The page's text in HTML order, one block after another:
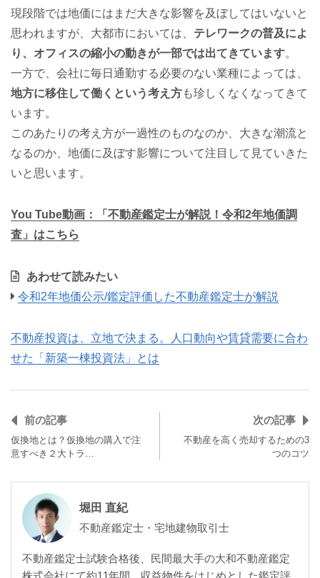
現段階では地価にはまだ大きな影響を及ぼしてはいないと
思われますが、大都市においては、 テレワークの普及によ
り、オフィスの縮小の動きが一部では出てきています。
一方で、会社に毎日通勤する必要のない業種によっては、
地方に移住して働くという考え方も珍しくなくなってきて
います。
このあたりの考え方が一過性のものなのか、大きな潮流と
なるのか、地価に及ぼす影響について注目して見ていきた
いと思います。
You Tube動画：「不動産鑑定士が解説！令和2年地価調
査」はこちら
あわせて読みたい
令和2年地価公示/鑑定評価した不動産鑑定士が解説
不動産投資は、立地で決まる。人口動向や賃貸需要に合わ
せた「新築一棟投資法」とは
前の記事
仮換地とは？仮換地の購入で注
意すべき２大トラ…
次の記事
不動産を高く売却するための3
つのコツ
堀田 直紀
不動産鑑定士・宅地建物取引士
不動産鑑定士試験合格後、民間最大手の大和不動産鑑定
株式会社にて約11年間、収益物件をはじめとした鑑定評